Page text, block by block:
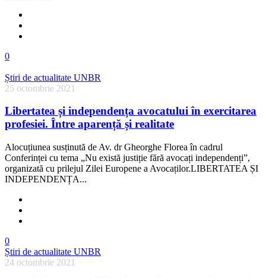
0
Știri de actualitate UNBR
25 octombrie 2021
Libertatea și independența avocatului în exercitarea
profesiei. Între aparență și realitate
Alocuțiunea susținută de Av. dr Gheorghe Florea în cadrul
Conferinței cu tema „Nu există justiție fără avocați independenți”,
organizată cu prilejul Zilei Europene a Avocaților.LIBERTATEA ȘI
INDEPENDENȚA...
0
Știri de actualitate UNBR
24 octombrie 2021